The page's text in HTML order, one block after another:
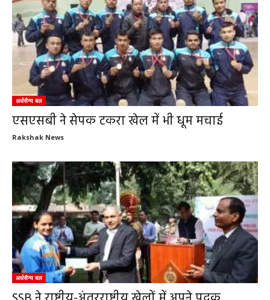
अर्धसैन्य बल
एसएसबी ने सेपक टकरा खेल में भी धूम मचाई
Rakshak News
अर्धसैन्य बल